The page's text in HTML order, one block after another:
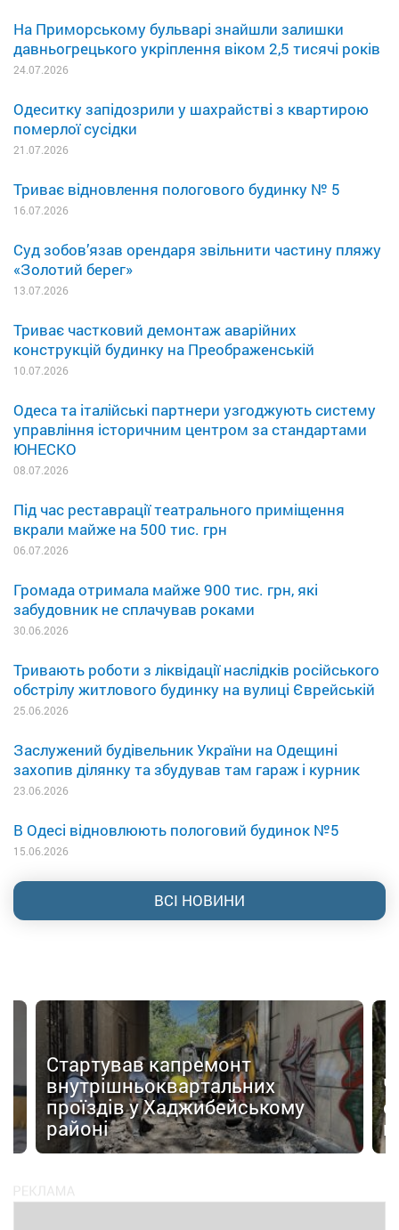
На Приморському бульварі знайшли залишки
давньогрецького укріплення віком 2,5 тисячі років
24.07.2026
Одеситку запідозрили у шахрайстві з квартирою
померлої сусідки
21.07.2026
Триває відновлення пологового будинку № 5
16.07.2026
Суд зобов’язав орендаря звільнити частину пляжу
«Золотий берег»
13.07.2026
Триває частковий демонтаж аварійних
конструкцій будинку на Преображенській
10.07.2026
Одеса та італійські партнери узгоджують систему
управління історичним центром за стандартами
ЮНЕСКО
08.07.2026
Під час реставрації театрального приміщення
вкрали майже на 500 тис. грн
06.07.2026
Громада отримала майже 900 тис. грн, які
забудовник не сплачував роками
30.06.2026
Тривають роботи з ліквідації наслідків російського
обстрілу житлового будинку на вулиці Єврейській
25.06.2026
Заслужений будівельник України на Одещині
захопив ділянку та збудував там гараж і курник
23.06.2026
В Одесі відновлюють пологовий будинок №5
15.06.2026
ВСІ НОВИНИ
Стартував капремонт
внутрішньоквартальних
проїздів у Хаджибейському
районі